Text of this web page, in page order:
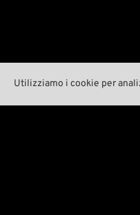
Utilizziamo i cookie per